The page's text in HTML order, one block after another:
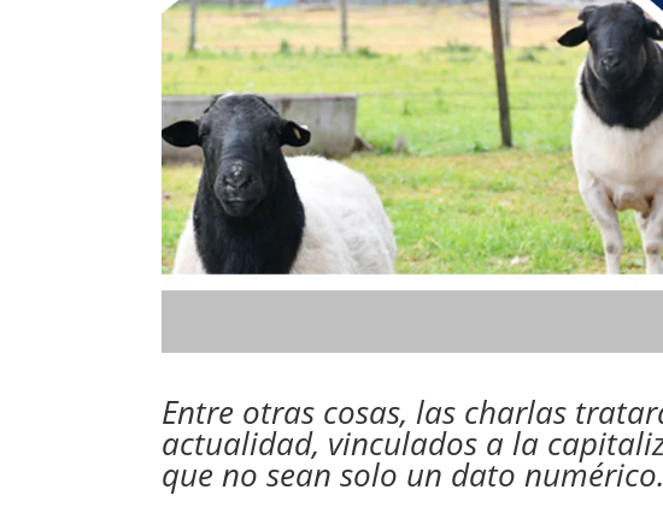
Entre otras cosas, las charlas
actualidad, vinculados a la
que no sean solo un dato numérico.